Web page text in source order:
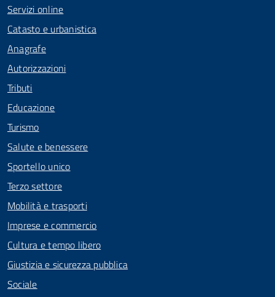
Servizi online
Catasto e urbanistica
Anagrafe
Autorizzazioni
Tributi
Educazione
Turismo
Salute e benessere
Sportello unico
Terzo settore
Mobilità e trasporti
Imprese e commercio
Cultura e tempo libero
Giustizia e sicurezza pubblica
Sociale